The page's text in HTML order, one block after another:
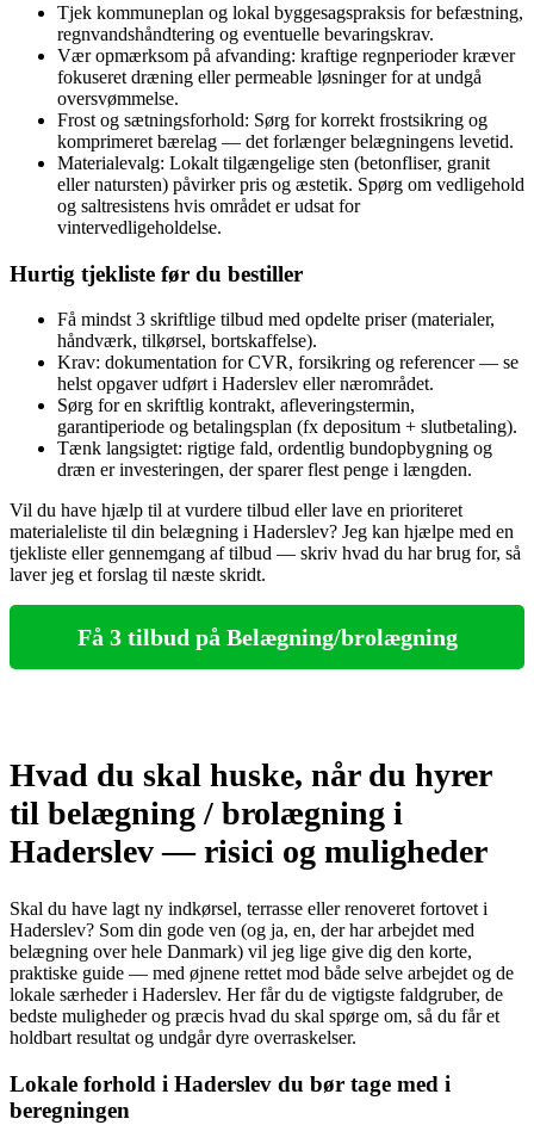
Tjek kommuneplan og lokal byggesagspraksis for befæstning,
regnvandshåndtering og eventuelle bevaringskrav.
Vær opmærksom på afvanding: kraftige regnperioder kræver
fokuseret dræning eller permeable løsninger for at undgå
oversvømmelse.
Frost og sætningsforhold: Sørg for korrekt frostsikring og
komprimeret bærelag — det forlænger belægningens levetid.
Materialevalg: Lokalt tilgængelige sten (betonfliser, granit
eller natursten) påvirker pris og æstetik. Spørg om vedligehold
og saltresistens hvis området er udsat for
vintervedligeholdelse.
Hurtig tjekliste før du bestiller
Få mindst 3 skriftlige tilbud med opdelte priser (materialer,
håndværk, tilkørsel, bortskaffelse).
Krav: dokumentation for CVR, forsikring og referencer — se
helst opgaver udført i Haderslev eller nærområdet.
Sørg for en skriftlig kontrakt, afleveringstermin,
garantiperiode og betalingsplan (fx depositum + slutbetaling).
Tænk langsigtet: rigtige fald, ordentlig bundopbygning og
dræn er investeringen, der sparer flest penge i længden.
Vil du have hjælp til at vurdere tilbud eller lave en prioriteret
materialeliste til din belægning i Haderslev? Jeg kan hjælpe med en
tjekliste eller gennemgang af tilbud — skriv hvad du har brug for, så
laver jeg et forslag til næste skridt.
Få 3 tilbud på Belægning/brolægning
Hvad du skal huske, når du hyrer
til belægning / brolægning i
Haderslev — risici og muligheder
Skal du have lagt ny indkørsel, terrasse eller renoveret fortovet i
Haderslev? Som din gode ven (og ja, en, der har arbejdet med
belægning over hele Danmark) vil jeg lige give dig den korte,
praktiske guide — med øjnene rettet mod både selve arbejdet og de
lokale særheder i Haderslev. Her får du de vigtigste faldgruber, de
bedste muligheder og præcis hvad du skal spørge om, så du får et
holdbart resultat og undgår dyre overraskelser.
Lokale forhold i Haderslev du bør tage med i
beregningen